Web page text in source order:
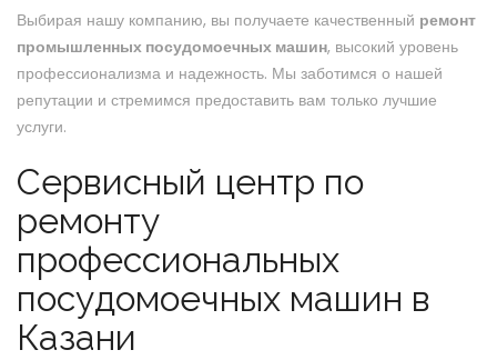
Выбирая нашу компанию, вы получаете качественный ремонт
промышленных посудомоечных машин, высокий уровень
профессионализма и надежность. Мы заботимся о нашей
репутации и стремимся предоставить вам только лучшие
услуги.
Сервисный центр по
ремонту
профессиональных
посудомоечных машин в
Казани